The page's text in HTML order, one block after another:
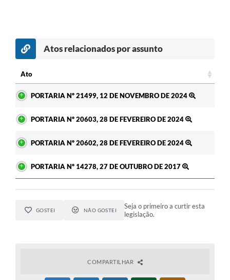
Atos relacionados por assunto
Ato
PORTARIA Nº 21499, 12 DE NOVEMBRO DE 2024
PORTARIA Nº 20603, 28 DE FEVEREIRO DE 2024
PORTARIA Nº 20602, 28 DE FEVEREIRO DE 2024
PORTARIA Nº 14278, 27 DE OUTUBRO DE 2017
GOSTEI NÃO GOSTEI
Seja o primeiro a curtir esta
legislação.
COMPARTILHAR